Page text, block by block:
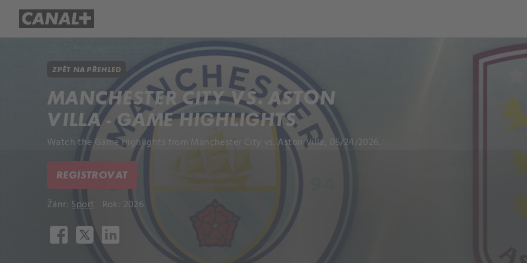
ZPĚT NA PŘEHLED
MANCHESTER CITY VS. ASTON
VILLA - GAME HIGHLIGHTS
Watch the Game Highlights from Manchester City vs. Aston Villa, 05/24/2026.
REGISTROVAT
Žánr:Sport Rok: 2026